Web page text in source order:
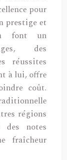
pour
prestige et
font un
des
réussites
à lui, offre
coût.
régions
des notes
fraîcheur